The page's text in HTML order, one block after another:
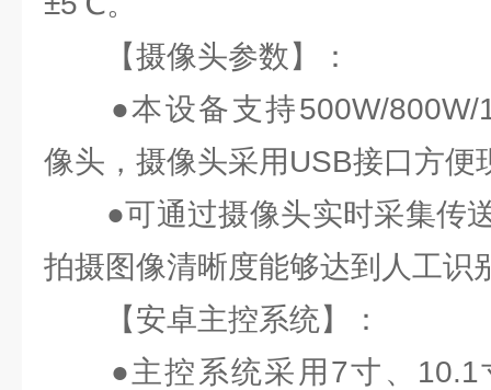
【摄像头参数】：
●本设备支持500W/800W/
像头，摄像头采用USB接口方便
●可通过摄像头实时采集传
拍摄图像清晰度能够达到人工识
【安卓主控系统】：
●主控系统采用7寸、10.1